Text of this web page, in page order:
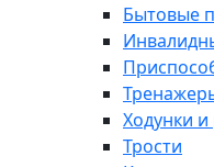
Бытовые
Ходунки
Трости